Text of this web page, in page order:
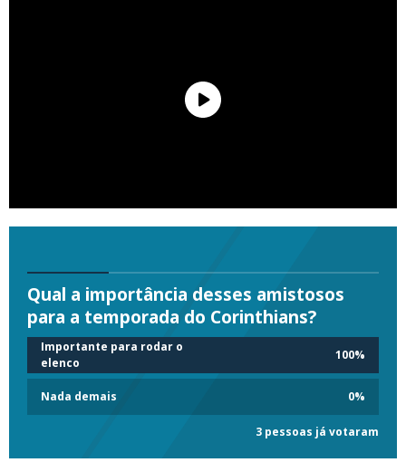
Qual a importância desses amistosos
para a temporada do Corinthians?
Importante para rodar o
elenco
100%
Nada demais 0%
3 pessoas já votaram